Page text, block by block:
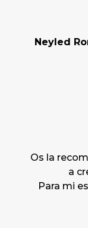
Neyled
Os la
a
Para mi